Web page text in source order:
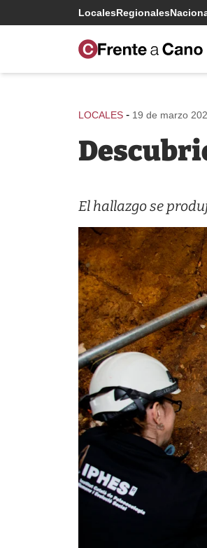
LocalesRegionales
LOCALES - 19 de marzo
El hallazgo se